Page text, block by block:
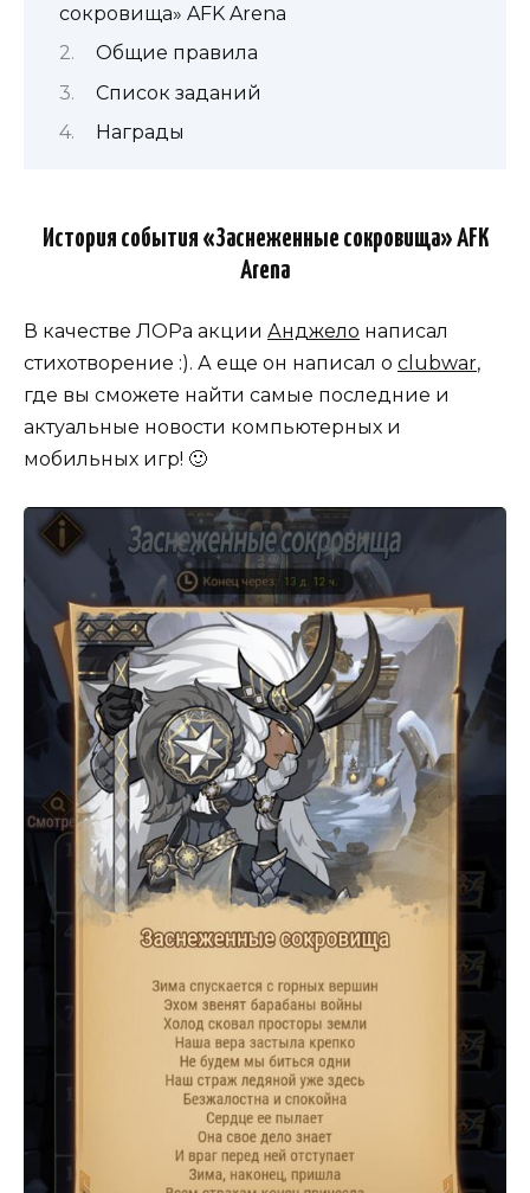
сокровища» AFK Arena
Общие правила
Список заданий
Награды
История события «Заснеженные сокровища» AFK
Arena
В качестве ЛОРа акции Анджело написал
стихотворение :). А еще он написал о clubwar,
где вы сможете найти самые последние и
актуальные новости компьютерных и
мобильных игр! 🙂